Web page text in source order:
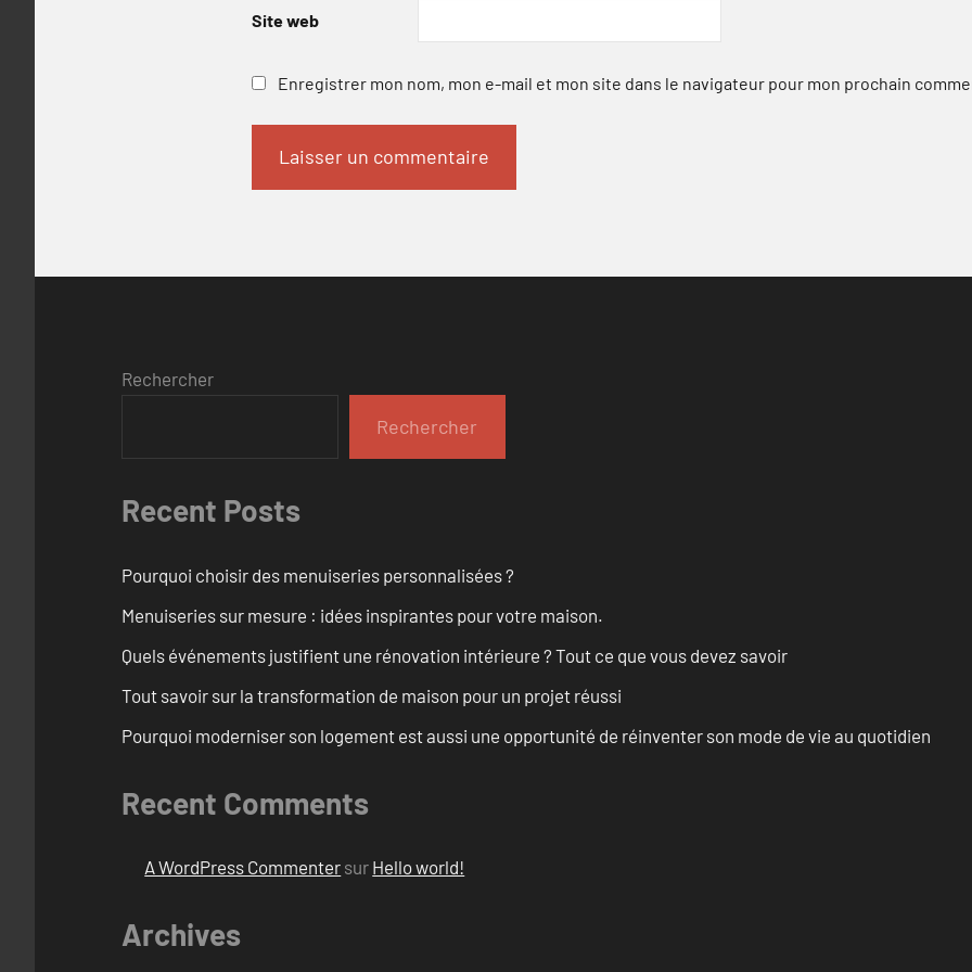
Site web
Enregistrer mon nom, mon e-mail et mon site dans le navigateur pour mon prochain
Rechercher
Rechercher
Recent Posts
Pourquoi choisir des menuiseries personnalisées ?
Menuiseries sur mesure : idées inspirantes pour votre maison.
Quels événements justifient une rénovation intérieure ? Tout ce que vous devez savoir
Tout savoir sur la transformation de maison pour un projet réussi
Pourquoi moderniser son logement est aussi une opportunité de réinventer son mode de vie au quotidien
Recent Comments
A WordPress Commenter sur Hello world!
Archives